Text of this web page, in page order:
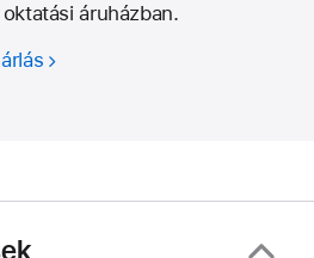
áruházban.
Mac.